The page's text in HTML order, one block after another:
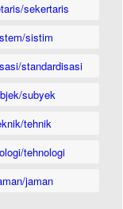
sekertaris
sistim
standardisasi
subyek
tehnik
tehnologi
jaman